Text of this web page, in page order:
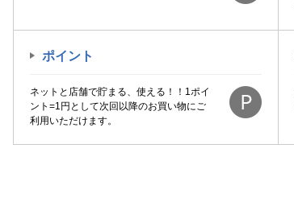
ポイント
ネットと店舗で貯まる、使える！！1ポイ
ント=1円として次回以降のお買い物にご
利用いただけます。